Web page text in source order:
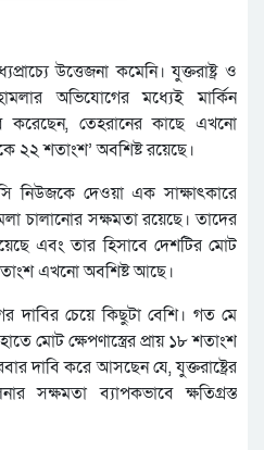
উত্তেজনা কমেনি। যুক্তরাষ্ট্র ও
অভিযোগের মধ্যেই মার্কিন
করেছেন, তেহরানের কাছে এখনো
২২ শতাংশ’ অবশিষ্ট রয়েছে।
নিউজকে দেওয়া এক সাক্ষাৎকারে
চালানোর সক্ষমতা রয়েছে। তাদের
এবং তার হিসাবে দেশটির মোট
শতাংশ এখনো অবশিষ্ট আছে।
দাবির চেয়ে কিছুটা বেশি। গত মে
মোট ক্ষেপণাস্ত্রের প্রায় ১৮ শতাংশ
দাবি করে আসছেন যে, যুক্তরাষ্ট্রের
সক্ষমতা ব্যাপকভাবে ক্ষতিগ্রস্ত